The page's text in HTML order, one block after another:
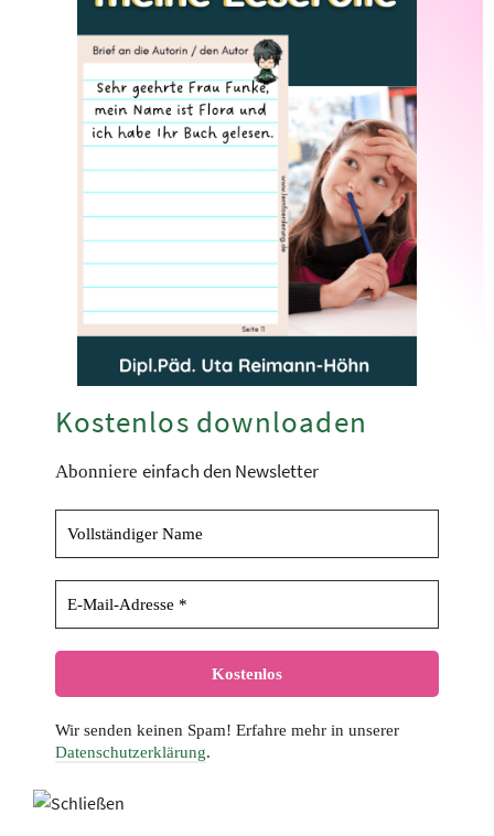
Kostenlos downloaden
Abonniere einfach den Newsletter
Wir senden keinen Spam! Erfahre mehr in unserer
Datenschutzerklärung.